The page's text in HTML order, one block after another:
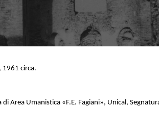
, 1961 circa.
Area Umanistica «F.E. Fagiani», Unical,